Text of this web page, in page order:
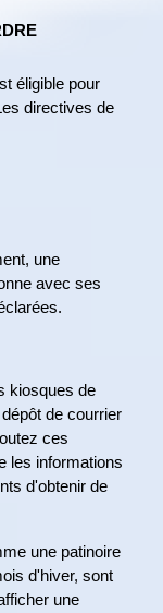
éligible pour
directives de
une
avec ses
kiosques de
de courrier
ces
les informations
d'obtenir de
une patinoire
d'hiver, sont
une